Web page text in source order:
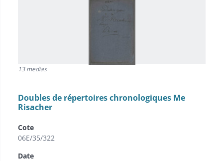
13 medias
Doubles de répertoires chronologiques Me
Risacher
Cote
06E/35/322
Date